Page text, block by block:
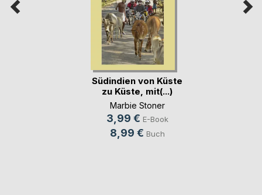
Südindien von Küste
zu Küste, mit(...)
Marbie Stoner
3,99 € E-Book
8,99 € Buch